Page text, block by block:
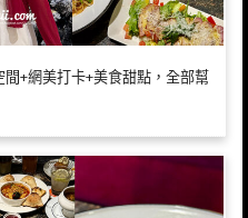
+網美打卡+美食甜點，全部幫